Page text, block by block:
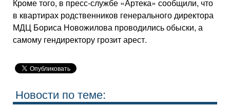
Кроме того, в пресс-службе «Артека» сообщили, что
в квартирах родственников генерального директора
МДЦ Бориса Новожилова проводились обыски, а
самому гендиректору грозит арест.
Новости по теме: